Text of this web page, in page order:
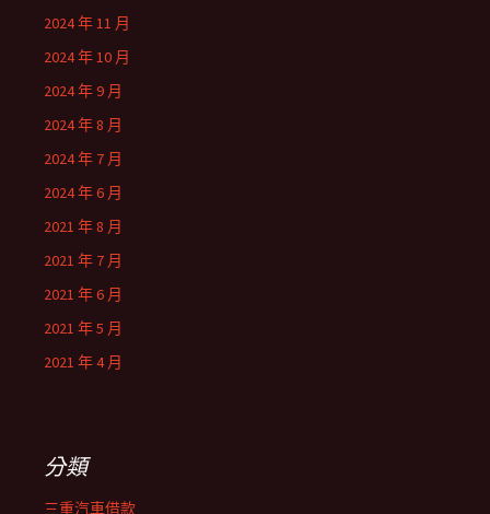
2024 年 11 月
2024 年 10 月
2024 年 9 月
2024 年 8 月
2024 年 7 月
2024 年 6 月
2021 年 8 月
2021 年 7 月
2021 年 6 月
2021 年 5 月
2021 年 4 月
分類
三重汽車借款